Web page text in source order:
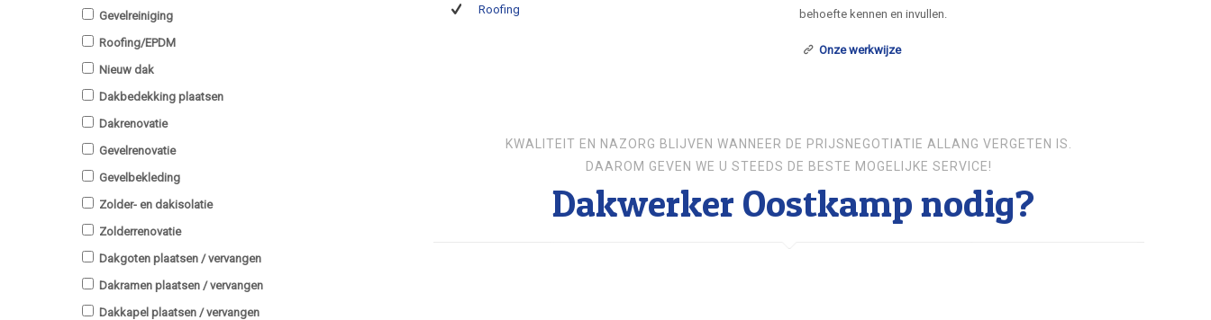
Gevelreiniging
Roofing/EPDM
Nieuw dak
Dakbedekking plaatsen
Dakrenovatie
Gevelrenovatie
Gevelbekleding
Zolder- en dakisolatie
Zolderrenovatie
Dakgoten plaatsen / vervangen
Dakramen plaatsen / vervangen
Dakkapel plaatsen / vervangen
Roofing
behoefte kennen en invullen.
Onze werkwijze
KWALITEIT EN NAZORG BLIJVEN WANNEER DE PRIJSNEGOTIATIE ALLANG VERGETEN IS.
DAAROM GEVEN WE U STEEDS DE BESTE MOGELIJKE SERVICE!
Dakwerker Oostkamp nodig?